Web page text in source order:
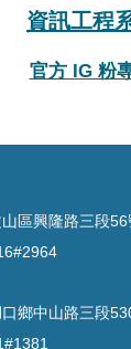
資訊工程
官方 IG 粉
區興隆路三段
鄉中山路三段